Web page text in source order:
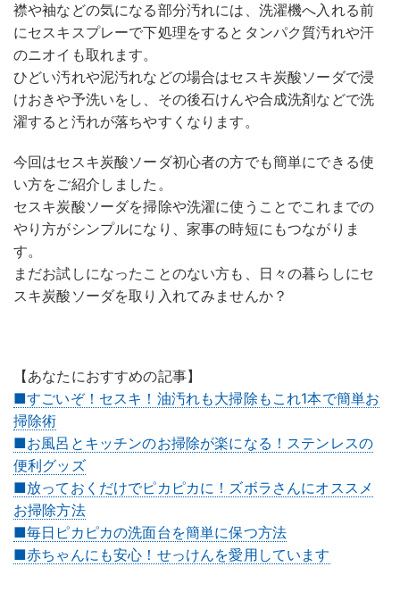
襟や袖などの気になる部分汚れには、洗濯機へ入れる前
にセスキスプレーで下処理をするとタンパク質汚れや汗
のニオイも取れます。
ひどい汚れや泥汚れなどの場合はセスキ炭酸ソーダで浸
けおきや予洗いをし、その後石けんや合成洗剤などで洗
濯すると汚れが落ちやすくなります。
今回はセスキ炭酸ソーダ初心者の方でも簡単にできる使
い方をご紹介しました。
セスキ炭酸ソーダを掃除や洗濯に使うことでこれまでの
やり方がシンプルになり、家事の時短にもつながりま
す。
まだお試しになったことのない方も、日々の暮らしにセ
スキ炭酸ソーダを取り入れてみませんか？
【あなたにおすすめの記事】
■すごいぞ！セスキ！油汚れも大掃除もこれ1本で簡単お
掃除術
■お風呂とキッチンのお掃除が楽になる！ステンレスの
便利グッズ
■放っておくだけでピカピカに！︎ズボラさんにオススメ
お掃除方法
■毎日ピカピカの洗面台を簡単に保つ方法
■赤ちゃんにも安心！せっけんを愛用しています